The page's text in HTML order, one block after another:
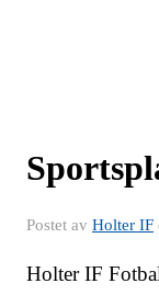
Postet av Holter IF
Holter IF